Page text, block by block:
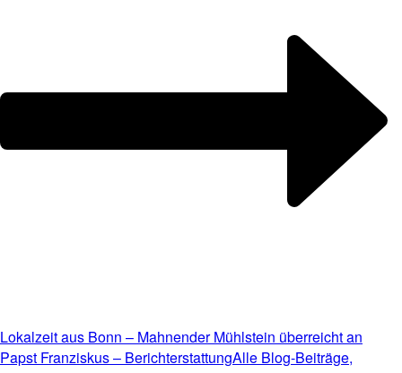
Lokalzeit aus Bonn – Mahnender Mühlstein überreicht an
Papst Franziskus – BerichterstattungAlle Blog-Beiträge,